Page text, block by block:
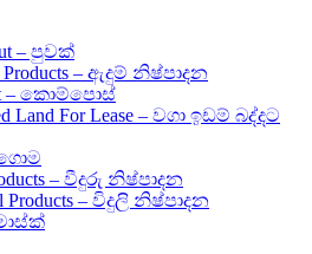
– පුවක්
Products – ඇදුම් නිෂ්පාදන
– කොම්පොස්
Land For Lease – වගා ඉඩම් බද්දට
ගොම
– වීදුරු නිෂ්පාදන
Products – විදුලි නිෂ්පාදන